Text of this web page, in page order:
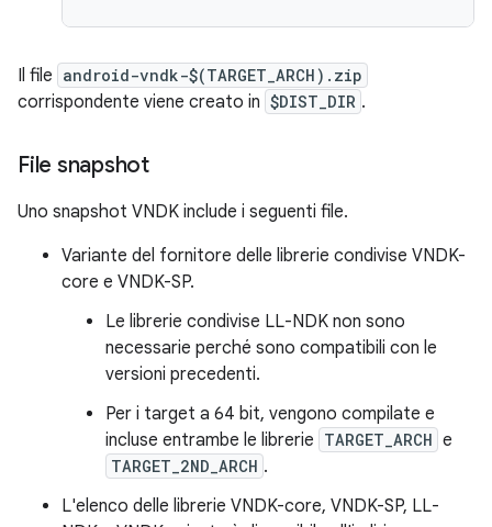
Il file android-vndk-$(TARGET_ARCH).zip
corrispondente viene creato in $DIST_DIR .
File snapshot
Uno snapshot VNDK include i seguenti file.
Variante del fornitore delle librerie condivise VNDK-
core e VNDK-SP.
Le librerie condivise LL-NDK non sono
necessarie perché sono compatibili con le
versioni precedenti.
Per i target a 64 bit, vengono compilate e
incluse entrambe le librerie TARGET_ARCH e
TARGET_2ND_ARCH .
L'elenco delle librerie VNDK-core, VNDK-SP, LL-